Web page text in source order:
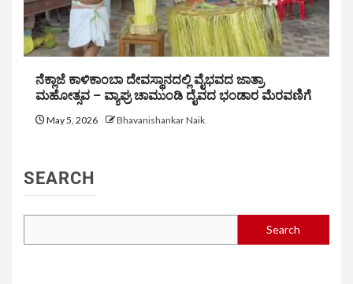
ನೆಕ್ಲಾಜೆ ಕಾಳಿಕಾಂಬಾ ದೇವಸ್ಥಾನದಲ್ಲಿ ವೈಭವದ ಜಾತ್ರಾ
ಮಹೋತ್ಸವ – ವ್ಯಾಘ್ರ ಚಾಮುಂಡಿ ದೈವದ ಭಂಡಾರ ಮೆರವಣಿಗೆ
May 5, 2026 Bhavanishankar Naik
SEARCH
Search